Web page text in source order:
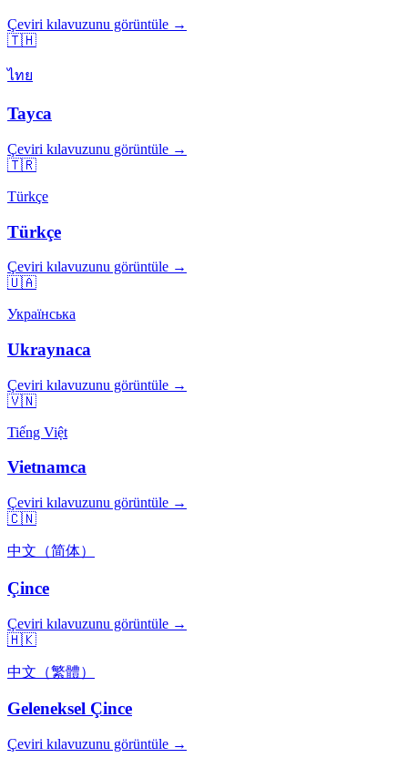
Çeviri kılavuzunu görüntüle →
🇹🇭
ไทย
Tayca
Çeviri kılavuzunu görüntüle →
🇹🇷
Türkçe
Türkçe
Çeviri kılavuzunu görüntüle →
🇺🇦
Українська
Ukraynaca
Çeviri kılavuzunu görüntüle →
🇻🇳
Tiếng Việt
Vietnamca
Çeviri kılavuzunu görüntüle →
🇨🇳
中文（简体）
Çince
Çeviri kılavuzunu görüntüle →
🇭🇰
中文（繁體）
Geleneksel Çince
Çeviri kılavuzunu görüntüle →